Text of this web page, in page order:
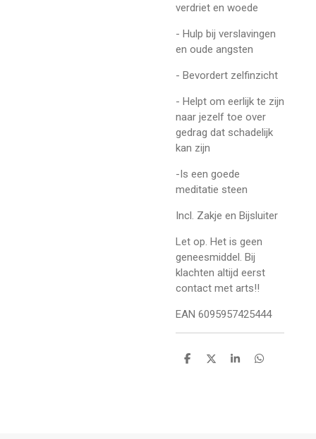
verdriet en woede
- Hulp bij verslavingen
en oude angsten
- Bevordert zelfinzicht
- Helpt om eerlijk te zijn
naar jezelf toe over
gedrag dat schadelijk
kan zijn
-Is een goede
meditatie steen
Incl. Zakje en Bijsluiter
Let op. Het is geen
geneesmiddel. Bij
klachten altijd eerst
contact met arts!!
EAN 6095957425444
D
D
S
D